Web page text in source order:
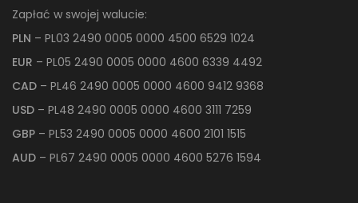
Zapłać w swojej walucie:
PLN – PL03 2490 0005 0000 4500 6529 1024
EUR – PL05 2490 0005 0000 4600 6339 4492
CAD – PL46 2490 0005 0000 4600 9412 9368
USD – PL48 2490 0005 0000 4600 3111 7259
GBP – PL53 2490 0005 0000 4600 2101 1515
AUD – PL67 2490 0005 0000 4600 5276 1594